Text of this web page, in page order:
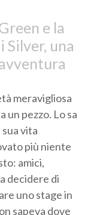
e la
Silver, una
meravigliosa
un pezzo. Lo sa
vita
più niente
amici,
decidere di
uno stage in
sapeva dove